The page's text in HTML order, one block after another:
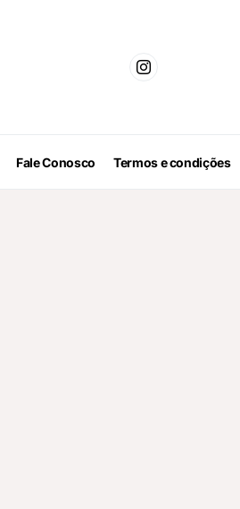
Fale Conosco Termos e condições